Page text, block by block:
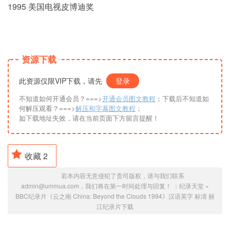
1995 美国电视皮博迪奖
资源下载
此资源仅限VIP下载，请先 登录
不知道如何开通会员？===>开通会员图文教程 ；下载后不知道如
何解压观看？===>解压和字幕图文教程 ；
如下载地址失效，请在当前页面下方留言提醒！
收藏2
若本内容无意侵犯了贵司版权，请与我们联系
admin@ummua.com，我们将在第一时间处理与回复！ ： 纪录天堂 »
BBC纪录片《云之南 China: Beyond the Clouds 1994》汉语英字 标清 丽
江纪录片下载